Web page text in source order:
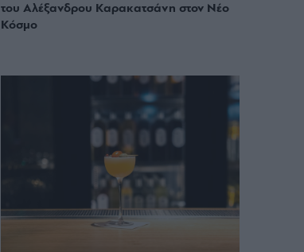
του Αλέξανδρου Καρακατσάνη στον Νέο
Κόσμο